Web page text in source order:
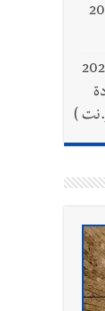
-28-7-2027
محمد العاكوم 28-7-2026
)